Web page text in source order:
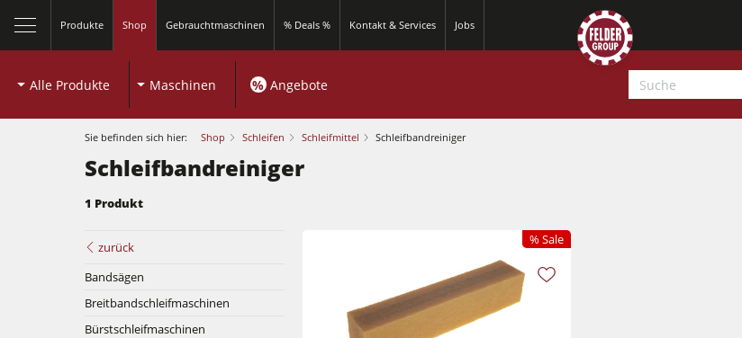
Produkte Shop Gebrauchtmaschinen % Deals % Kontakt & Services Jobs
Hobelmaschinen
Kreissäge-Fräsmaschinen
Kombimaschinen CNC-Bearbeitungszentren
Kreissägen und Formatkreissägen Hobelmaschinen
Alle Produkte Maschinen % Angebote
Sie befinden sich hier: Shop Schleifen Schleifmittel Schleifbandreiniger
Schleifbandreiniger
1 Produkt
zurück
Bandsägen
Breitbandschleifmaschinen
Bürstschleifmaschinen
% Sale